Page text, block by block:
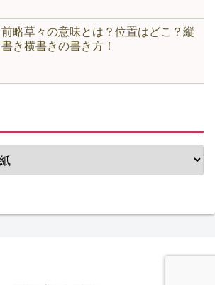
前略草々の意味とは？位置はどこ？縦
書き横書きの書き方！